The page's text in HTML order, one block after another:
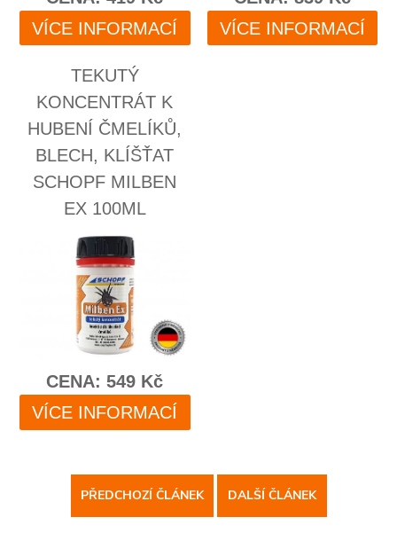
PŘEDCHOZÍ ČLÁNEK DALŠÍ ČLÁNEK